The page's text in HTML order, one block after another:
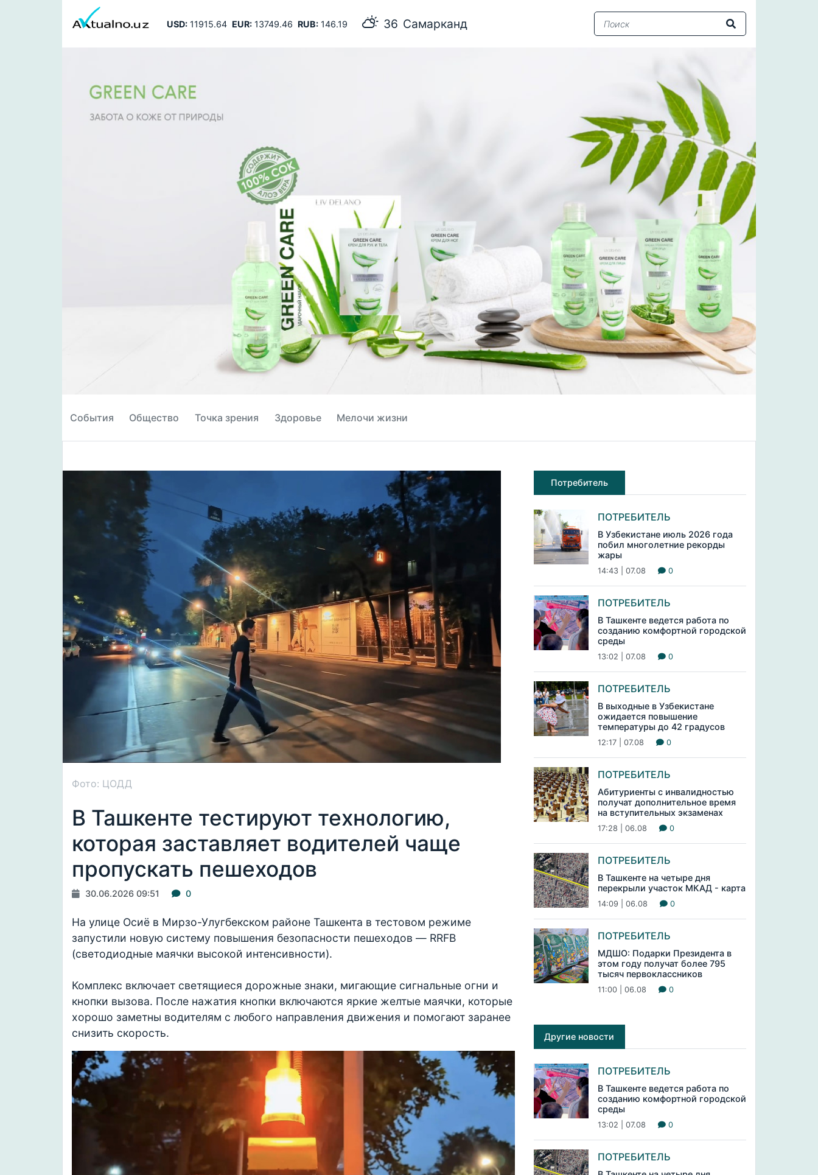
USD:11915.64 EUR:13749.46 RUB:146.19 36 Самарканд
События Общество Точка зрения Здоровье Мелочи жизни
Фото: ЦОДД
В Ташкенте тестируют технологию,
которая заставляет водителей чаще
пропускать пешеходов
30.06.2026 09:51 0
На улице Осиё в Мирзо-Улугбекском районе Ташкента в тестовом режиме
запустили новую систему повышения безопасности пешеходов — RRFB
(светодиодные маячки высокой интенсивности).
Комплекс включает светящиеся дорожные знаки, мигающие сигнальные огни и
кнопки вызова. После нажатия кнопки включаются яркие желтые маячки, которые
хорошо заметны водителям с любого направления движения и помогают заранее
снизить скорость.
Потребитель
ПОТРЕБИТЕЛЬ
В Узбекистане июль 2026 года
побил многолетние рекорды
жары
14:43 | 07.08 0
ПОТРЕБИТЕЛЬ
В Ташкенте ведется работа по
созданию комфортной городской
среды
13:02 | 07.08 0
ПОТРЕБИТЕЛЬ
В выходные в Узбекистане
ожидается повышение
температуры до 42 градусов
12:17 | 07.08 0
ПОТРЕБИТЕЛЬ
Абитуриенты с инвалидностью
получат дополнительное время
на вступительных экзаменах
17:28 | 06.08 0
ПОТРЕБИТЕЛЬ
В Ташкенте на четыре дня
перекрыли участок МКАД - карта
14:09 | 06.08 0
ПОТРЕБИТЕЛЬ
МДШО: Подарки Президента в
этом году получат более 795
тысяч первоклассников
11:00 | 06.08 0
Другие новости
ПОТРЕБИТЕЛЬ
В Ташкенте ведется работа по
созданию комфортной городской
среды
13:02 | 07.08 0
ПОТРЕБИТЕЛЬ